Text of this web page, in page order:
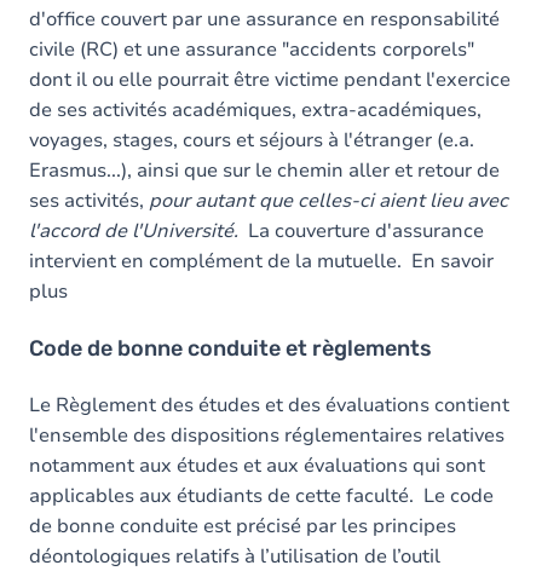
d'office couvert par une assurance en responsabilité
civile (RC) et une assurance "accidents corporels"
dont il ou elle pourrait être victime pendant l'exercice
de ses activités académiques, extra-académiques,
voyages, stages, cours et séjours à l'étranger (e.a.
Erasmus...), ainsi que sur le chemin aller et retour de
ses activités, pour autant que celles-ci aient lieu avec
l'accord de l'Université. La couverture d'assurance
intervient en complément de la mutuelle. En savoir
plus
Code de bonne conduite et règlements
Le Règlement des études et des évaluations contient
l'ensemble des dispositions réglementaires relatives
notamment aux études et aux évaluations qui sont
applicables aux étudiants de cette faculté. Le code
de bonne conduite est précisé par les principes
déontologiques relatifs à l’utilisation de l’outil